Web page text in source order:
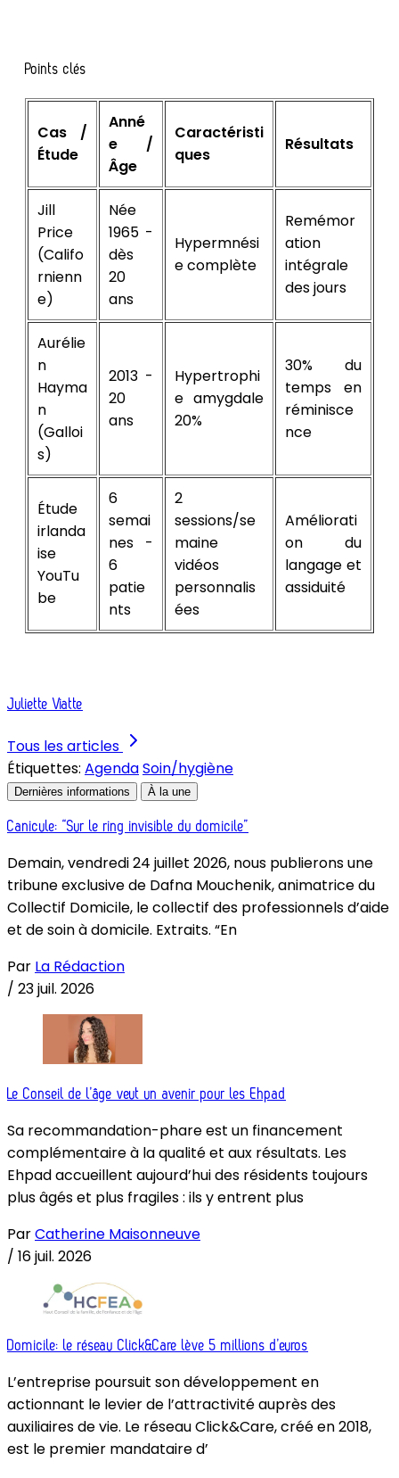
Points clés
Cas /
Étude
Anné
e /
Âge
Caractéristi
ques
Résultats
Jill
Price
(Califo
rnienn
e)
Née
1965 -
dès
20
ans
Hypermnési
e complète
Remémor
ation
intégrale
des jours
Aurélie
n
Hayma
n
(Galloi
s)
2013 -
20
ans
Hypertrophi
e amygdale
20%
30% du
temps en
réminisce
nce
Étude
irlanda
ise
YouTu
be
6
semai
nes -
6
patie
nts
2
sessions/se
maine
vidéos
personnalis
ées
Améliorati
on du
langage et
assiduité
Juliette Viatte
Tous les articles
Étiquettes: AgendaSoin/hygiène
Dernières informations À la une
Canicule: “Sur le ring invisible du domicile”
Demain, vendredi 24 juillet 2026, nous publierons une
tribune exclusive de Dafna Mouchenik, animatrice du
Collectif Domicile, le collectif des professionnels d’aide
et de soin à domicile. Extraits. “En
Par La Rédaction
/ 23 juil. 2026
Le Conseil de l’âge veut un avenir pour les Ehpad
Sa recommandation-phare est un financement
complémentaire à la qualité et aux résultats. Les
Ehpad accueillent aujourd’hui des résidents toujours
plus âgés et plus fragiles : ils y entrent plus
ParCatherine Maisonneuve
/ 16 juil. 2026
Domicile: le réseau Click&Care lève 5 millions d’euros
L’entreprise poursuit son développement en
actionnant le levier de l’attractivité auprès des
auxiliaires de vie. Le réseau Click&Care, créé en 2018,
est le premier mandataire d’